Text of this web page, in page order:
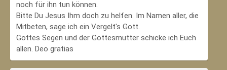
noch für ihn tun können.
Bitte Du Jesus Ihm doch zu helfen. Im Namen aller, die
Mitbeten, sage ich ein Vergelt's Gott.
Gottes Segen und der Gottesmutter schicke ich Euch
allen. Deo gratias